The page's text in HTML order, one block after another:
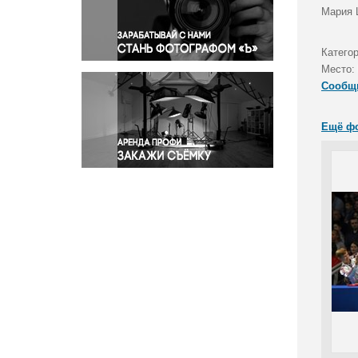
Правосудие
Происшествия и конфликты
Религия
Светская жизнь
Спорт
Экология
Экономика и бизнес
Мария
Место:
Ещё